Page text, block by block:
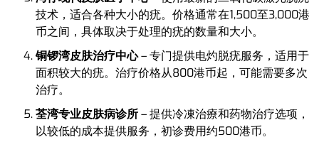
技术，适合各种大小的疣。价格通常在1,500至3,000港
币之间，具体取决于处理的疣的数量和大小。
铜锣湾皮肤治疗中心– 专门提供电灼脱疣服务，适用于
面积较大的疣。治疗价格从800港币起，可能需要多次
治疗。
荃湾专业皮肤病诊所– 提供冷凍治療和药物治疗选项，
以较低的成本提供服务，初诊费用约500港币。